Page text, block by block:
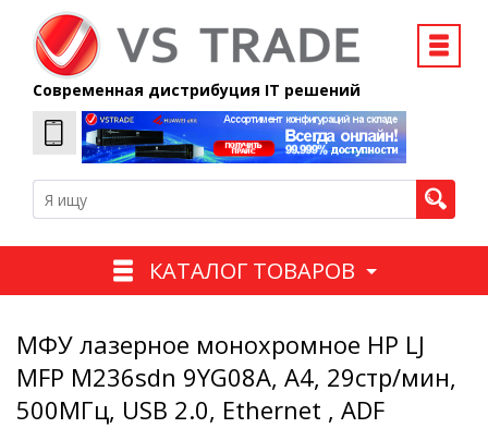
Современная дистрибуция IT решений
КАТАЛОГ ТОВАРОВ
МФУ лазерное монохромное HP LJ
MFP M236sdn 9YG08A, А4, 29стр/мин,
500МГц, USB 2.0, Ethernet , ADF